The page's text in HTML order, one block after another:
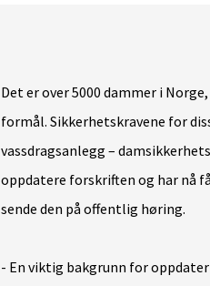
Det er over 5000 dammer i
formål. Sikkerhetskravene for
vassdragsanlegg –
oppdatere forskriften og har nå
sende den på offentlig høring.
- En viktig bakgrunn for